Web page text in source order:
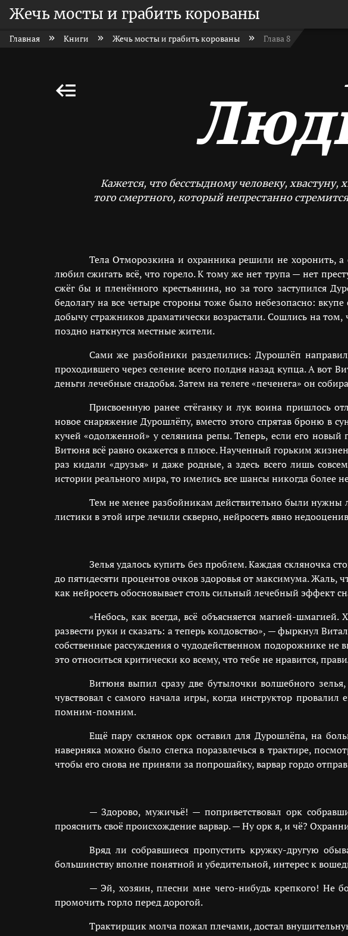
Жечь мосты и грабить корованы
Главная Книги Жечь мосты и грабить корованы Глава 8
Кажется, что бесстыдному человеку,
того смертного, который непрестанно
Тела Отморозкина и охранника решили не хоронить, а
любил сжигать всё, что горело. К тому же нет трупа — нет
сжёг бы и пленённого крестьянина, но за того заступился
бедолагу на все четыре стороны тоже было небезопасно:
добычу стражников драматически возрастали. Сошлись на
поздно наткнутся местные жители.
Сами же разбойники разделились: Дурошлёп
проходившего через селение всего полдня назад купца. А вот
деньги лечебные снадобья. Затем на телеге «печенега» он
Присвоенную ранее стёганку и лук воина пришлось
новое снаряжение Дурошлёпу, вместо этого спрятав броню в
кучей «одолженной» у селянина репы. Теперь, если его
Витюня всё равно окажется в плюсе. Наученный горьким
раз кидали «друзья» и даже родные, а здесь всего лишь
истории реального мира, то имелись все шансы никогда более
Тем не менее разбойникам действительно были нужны
листики в этой игре лечили скверно, нейросеть явно
Зелья удалось купить без проблем. Каждая скляночка
до пятидесяти процентов очков здоровья от максимума. Жаль,
как нейросеть обосновывает столь сильный лечебный эффект
«Небось, как всегда, всё объясняется магией-
развести руки и сказать: а теперь колдовство», — фыркнул
собственные рассуждения о чудодейственном подорожнике
это относиться критически ко всему, что тебе не нравится,
Витюня выпил сразу две бутылочки волшебного
чувствовал с самого начала игры, когда инструктор
помним-помним.
Ещё пару склянок орк оставил для Дурошлёпа, на
наверняка можно было слегка поразвлечься в трактире,
чтобы его снова не приняли за попрошайку, варвар гордо
— Здорово, мужичьё! — поприветствовал орк
прояснить своё происхождение варвар. — Ну орк я, и чё?
Вряд ли собравшиеся пропустить кружку-другую
большинству вполне понятной и убедительной, интерес к
— Эй, хозяин, плесни мне чего-нибудь крепкого! Не
промочить горло перед дорогой.
Трактирщик молча пожал плечами, достал